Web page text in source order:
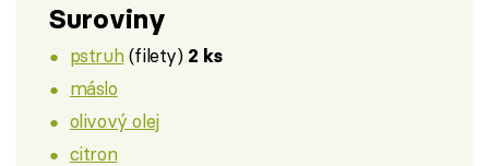
Suroviny
pstruh(filety) 2 ks
máslo
olivový olej
citron